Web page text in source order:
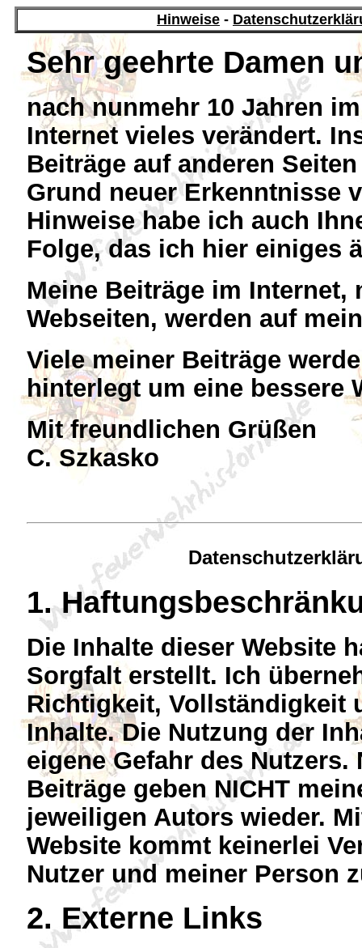
Hinweise -
Sehr geehrte Damen
nach nunmehr 10 Jahren
Internet vieles verändert.
Beiträge auf anderen
Grund neuer Erkenntnisse
Hinweise habe ich auch
Folge, das ich hier einiges
Meine Beiträge im
Webseiten, werden auf
Viele meiner Beiträge
hinterlegt um eine bessere
Mit freundlichen Grüßen
C. Szkasko
1.
Die Inhalte dieser Website
Sorgfalt erstellt. Ich
Richtigkeit, Vollständigkeit
Inhalte. Die Nutzung der
eigene Gefahr des
Beiträge geben NICHT
jeweiligen Autors wieder.
Website kommt keinerlei
Nutzer und meiner Person
2. Externe Links